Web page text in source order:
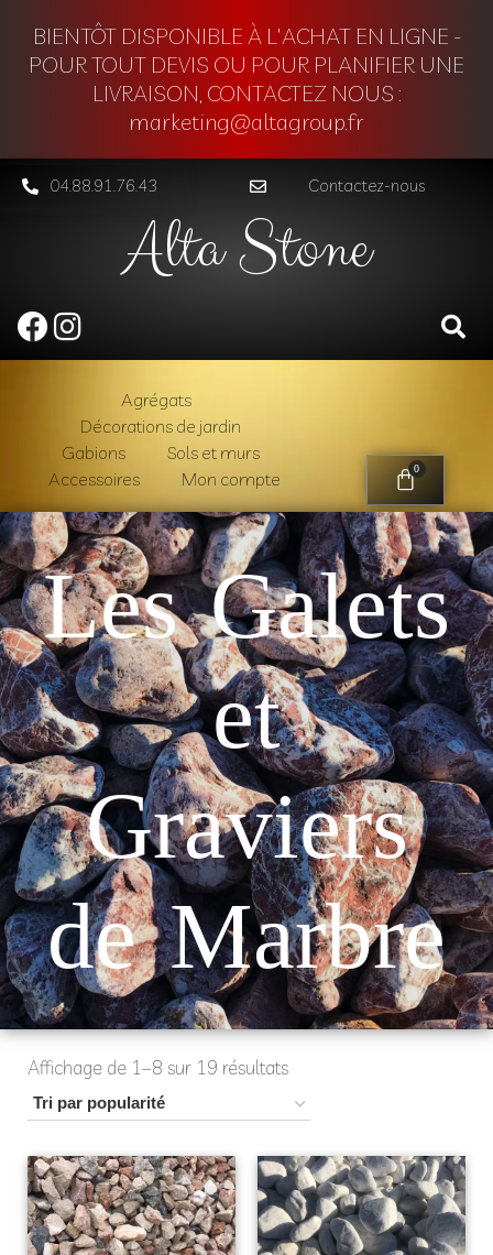
BIENTÔT DISPONIBLE À L'ACHAT EN LIGNE -
POUR TOUT DEVIS OU POUR PLANIFIER UNE
LIVRAISON, CONTACTEZ NOUS :
marketing@altagroup.fr
04.88.91.76.43 Contactez-nous
Alta Stone
Agrégats
Décorations de jardin
Gabions
Sols et murs
Accessoires
Mon compte 0
Les Galets
et
Graviers
de Marbre
Affichage de 1–8 sur 19 résultats